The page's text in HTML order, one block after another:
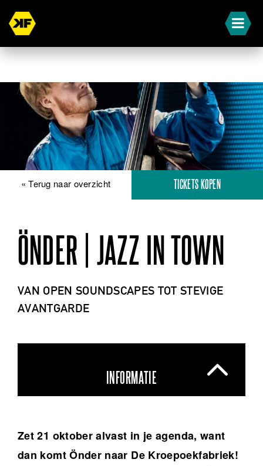
« Terug naar overzicht TICKETS KOPEN
ÖNDER | JAZZ IN TOWN
VAN OPEN SOUNDSCAPES TOT STEVIGE
AVANTGARDE
INFORMATIE
Zet 21 oktober alvast in je agenda, want
dan komt Önder naar De Kroepoekfabriek!